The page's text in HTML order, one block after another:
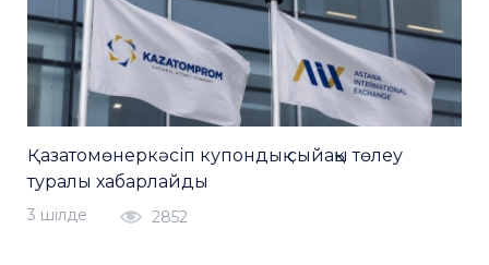
Қазатомөнеркәсіп купондық сыйақы төлеу
туралы хабарлайды
3 шiлде 2852